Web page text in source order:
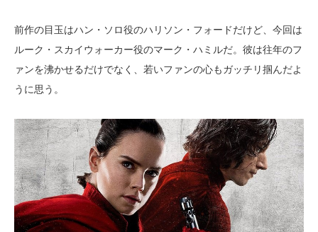
前作の目玉はハン・ソロ役のハリソン・フォードだけど、今回は
ルーク・スカイウォーカー役のマーク・ハミルだ。彼は往年のフ
ァンを沸かせるだけでなく、若いファンの心もガッチリ掴んだよ
うに思う。